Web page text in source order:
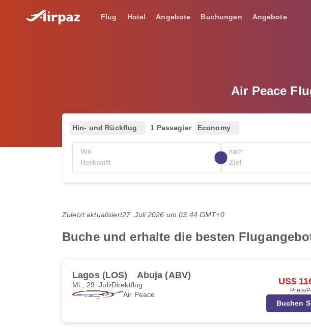
Flug Hotel Angebote Buchungen Angebote
Air Peace
Hin- und Rückflug 1 Passagier Economy
Von nach
Zuletzt aktualisiert27. Juli 2026 um 03:44 GMT+0
Buche und erhalte die besten
Lagos (LOS) Abuja (ABV)
Mi., 29. JuliDirektflug
Air Peace
US$
Preis/
Buchen